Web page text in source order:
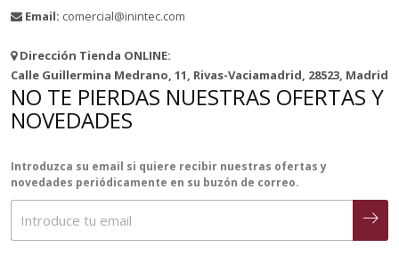
Email: comercial@inintec.com
Dirección Tienda ONLINE:
Calle Guillermina Medrano, 11, Rivas-Vaciamadrid, 28523, Madrid
NO TE PIERDAS NUESTRAS OFERTAS Y
NOVEDADES
Introduzca su email si quiere recibir nuestras ofertas y
novedades periódicamente en su buzón de correo.